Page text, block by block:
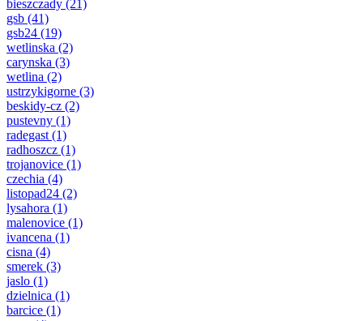
bieszczady (21)
gsb (41)
gsb24 (19)
wetlinska (2)
carynska (3)
wetlina (2)
ustrzykigorne (3)
beskidy-cz (2)
pustevny (1)
radegast (1)
radhoszcz (1)
trojanovice (1)
czechia (4)
listopad24 (2)
lysahora (1)
malenovice (1)
ivancena (1)
cisna (4)
smerek (3)
jaslo (1)
dzielnica (1)
barcice (1)